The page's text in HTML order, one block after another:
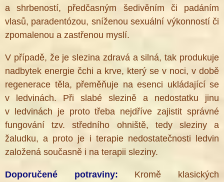
a shrbeností, předčasným šedivěním či padáním
vlasů, paradentózou, sníženou sexuální výkonností či
zpomalenou a zastřenou myslí.
V případě, že je slezina zdravá a silná, tak produkuje
nadbytek energie čchi a krve, který se v noci, v době
regenerace těla, přeměňuje na esenci ukládající se
v ledvinách. Při slabé slezině a nedostatku jinu
v ledvinách je proto třeba nejdříve zajistit správné
fungování tzv. středního ohniště, tedy sleziny a
žaludku, a proto je i terapie nedostatečnosti ledvin
založená současně i na terapii sleziny.
Doporučené potraviny: Kromě klasických